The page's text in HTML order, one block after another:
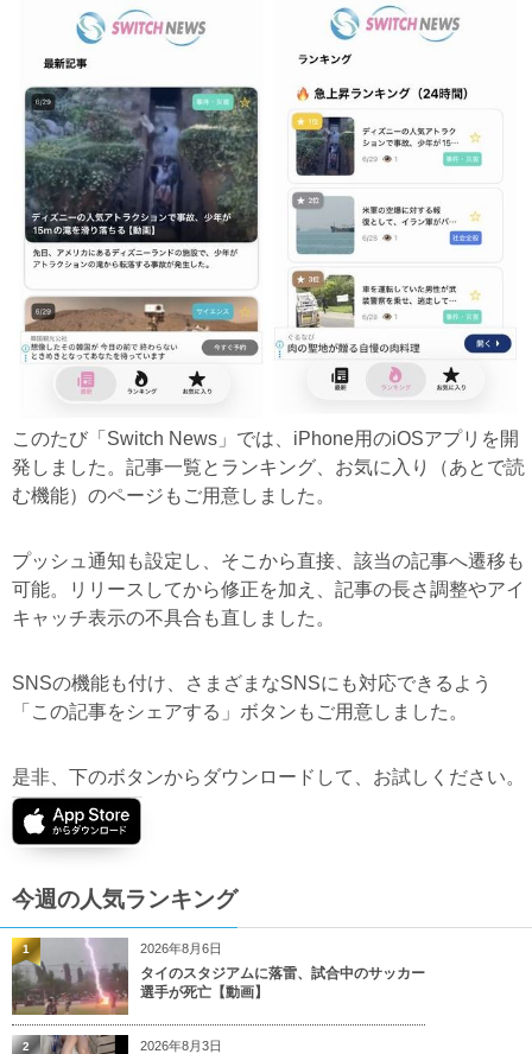
このたび「Switch News」では、iPhone用のiOSアプリを開
発しました。記事一覧とランキング、お気に入り（あとで読
む機能）のページもご用意しました。
プッシュ通知も設定し、そこから直接、該当の記事へ遷移も
可能。リリースしてから修正を加え、記事の長さ調整やアイ
キャッチ表示の不具合も直しました。
SNSの機能も付け、さまざまなSNSにも対応できるよう
「この記事をシェアする」ボタンもご用意しました。
是非、下のボタンからダウンロードして、お試しください。
今週の人気ランキング
2026年8月6日
タイのスタジアムに落雷、試合中のサッカー
選手が死亡【動画】
1
2026年8月3日
2